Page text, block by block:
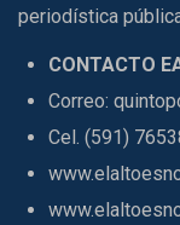
periodística
CONTACTO
Correo:
Cel. (591)